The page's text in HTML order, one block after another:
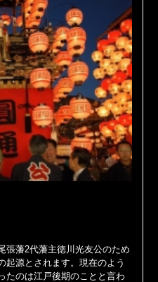
張藩2代藩主徳川光友公のため
起源とされます。現在のよう
たのは江戸後期のことと言わ